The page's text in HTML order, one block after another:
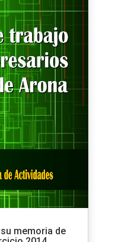
memoria de